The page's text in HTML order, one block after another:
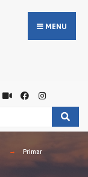
MENU
Primar